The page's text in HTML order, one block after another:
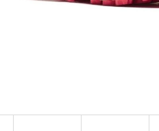
BOTY CRAFT ENDURANCE 3 - BÍLÁ